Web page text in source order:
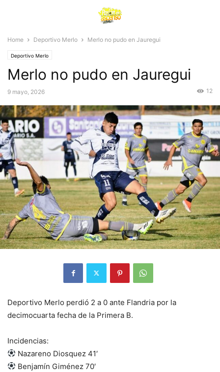
Home Deportivo Merlo Merlo no pudo en Jauregui
Deportivo Merlo
Merlo no pudo en Jauregui
9 mayo, 2026 12
Deportivo Merlo perdió 2 a 0 ante Flandria por la
decimocuarta fecha de la Primera B.
Incidencias:
Nazareno Diosquez 41′
Benjamín Giménez 70′